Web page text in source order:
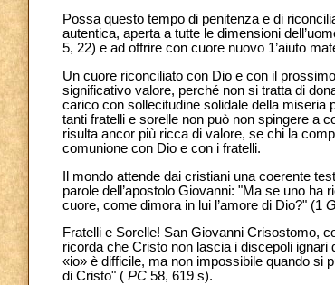
Possa questo tempo di penitenza e di
autentica, aperta a tutte le dimensioni
5, 22) e ad offrire con cuore nuovo 1’aiuto
Un cuore riconciliato con Dio e con il
significativo valore, perché non si tratta di
carico con sollecitudine solidale della miseria
tanti fratelli e sorelle non può non spingere a
risulta ancor più ricca di valore, se chi la
comunione con Dio e con i fratelli.
Il mondo attende dai cristiani una coerente
parole dell’apostolo Giovanni: "Ma se uno
cuore, come dimora in lui l’amore di Dio?" (1
Fratelli e Sorelle! San Giovanni Crisostomo,
ricorda che Cristo non lascia i discepoli
«io» è difficile, ma non impossibile quando si
di Cristo" ( PC 58, 619 s).